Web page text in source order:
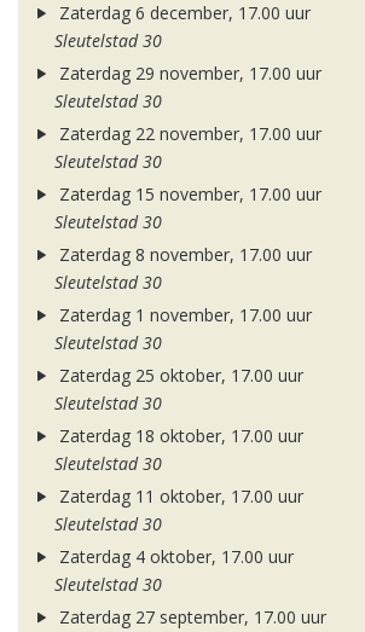
Zaterdag 6 december, 17.00 uur
Sleutelstad 30
Zaterdag 29 november, 17.00 uur
Sleutelstad 30
Zaterdag 22 november, 17.00 uur
Sleutelstad 30
Zaterdag 15 november, 17.00 uur
Sleutelstad 30
Zaterdag 8 november, 17.00 uur
Sleutelstad 30
Zaterdag 1 november, 17.00 uur
Sleutelstad 30
Zaterdag 25 oktober, 17.00 uur
Sleutelstad 30
Zaterdag 18 oktober, 17.00 uur
Sleutelstad 30
Zaterdag 11 oktober, 17.00 uur
Sleutelstad 30
Zaterdag 4 oktober, 17.00 uur
Sleutelstad 30
Zaterdag 27 september, 17.00 uur